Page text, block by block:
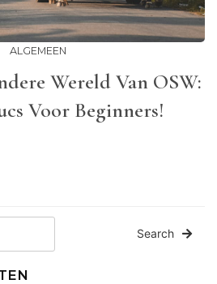
Search
ALGEMEEN
Wereld Van OSW:
Voor Beginners!